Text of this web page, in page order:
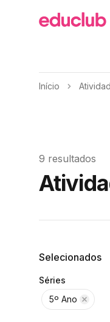
Educlub
Início
9 resultados
Filtros
Selecionados
Séries
5º Ano